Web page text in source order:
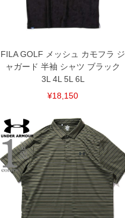
FILA GOLF メッシュ カモフラ ジ
ャガード 半袖 シャツ ブラック
3L 4L 5L 6L
¥18,150